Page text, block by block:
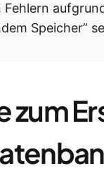
Fehlern
Speicher”
zum